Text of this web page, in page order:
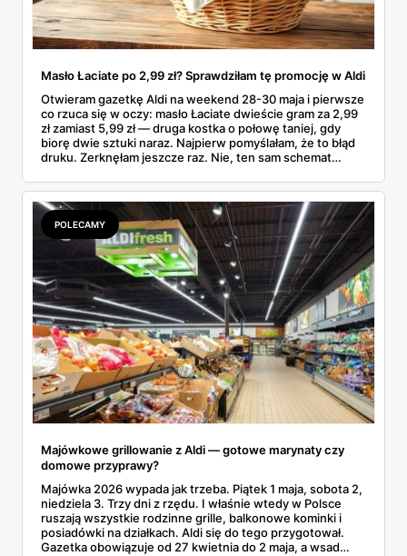
Masło Łaciate po 2,99 zł? Sprawdziłam tę promocję w Aldi
Otwieram gazetkę Aldi na weekend 28-30 maja i pierwsze
co rzuca się w oczy: masło Łaciate dwieście gram za 2,99
zł zamiast 5,99 zł — druga kostka o połowę taniej, gdy
biorę dwie sztuki naraz. Najpierw pomyślałam, że to błąd
druku. Zerknęłam jeszcze raz. Nie, ten sam schemat
80 gr), Toffifee 1+1 gratis i polskie truskawki po 9,99 zł.
Przejrzałam tę gazetkę od deski do deski i wybrałam
pozycje, które naprawdę robią różnicę — oraz takie, które
spokojnie da się pominąć.
POLECAMY
Majówkowe grillowanie z Aldi — gotowe marynaty czy
domowe przyprawy?
Majówka 2026 wypada jak trzeba. Piątek 1 maja, sobota 2,
niedziela 3. Trzy dni z rzędu. I właśnie wtedy w Polsce
ruszają wszystkie rodzinne grille, balkonowe kominki i
posiadówki na działkach. Aldi się do tego przygotował.
Gazetka obowiązuje od 27 kwietnia do 2 maja, a wsad